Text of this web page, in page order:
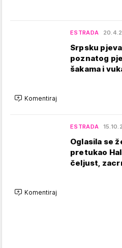
ESTRADA
Srpsku
poznatog
šakama i
Komentiraj
ESTRADA
Oglasila se
pretukao
čeljust,
Komentiraj